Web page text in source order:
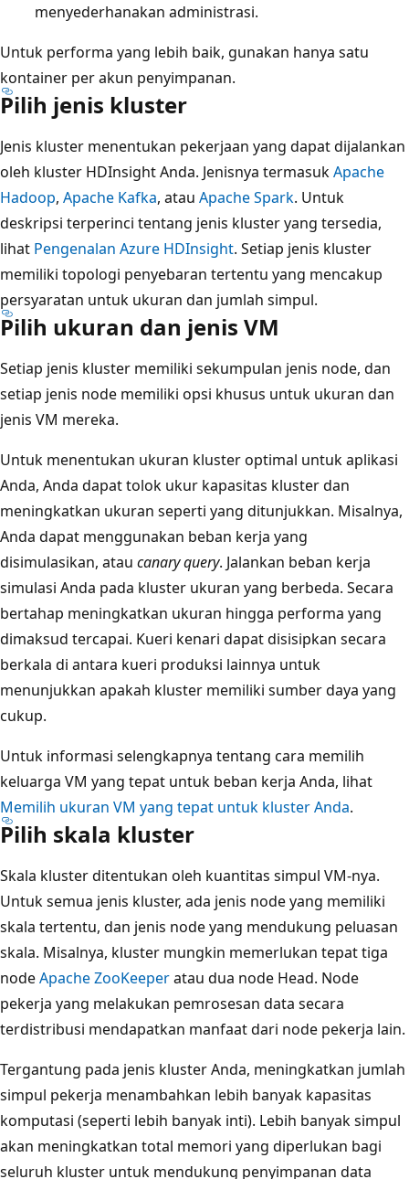
menyederhanakan administrasi.
Untuk performa yang lebih baik, gunakan hanya satu
kontainer per akun penyimpanan.
Pilih jenis kluster
Jenis kluster menentukan pekerjaan yang dapat dijalankan
oleh kluster HDInsight Anda. Jenisnya termasukApache
Hadoop, Apache Kafka, atau Apache Spark. Untuk
deskripsi terperinci tentang jenis kluster yang tersedia,
lihat Pengenalan Azure HDInsight. Setiap jenis kluster
memiliki topologi penyebaran tertentu yang mencakup
persyaratan untuk ukuran dan jumlah simpul.
Pilih ukuran dan jenis VM
Setiap jenis kluster memiliki sekumpulan jenis node, dan
setiap jenis node memiliki opsi khusus untuk ukuran dan
jenis VM mereka.
Untuk menentukan ukuran kluster optimal untuk aplikasi
Anda, Anda dapat tolok ukur kapasitas kluster dan
meningkatkan ukuran seperti yang ditunjukkan. Misalnya,
Anda dapat menggunakan beban kerja yang
disimulasikan, atau canary query. Jalankan beban kerja
simulasi Anda pada kluster ukuran yang berbeda. Secara
bertahap meningkatkan ukuran hingga performa yang
dimaksud tercapai. Kueri kenari dapat disisipkan secara
berkala di antara kueri produksi lainnya untuk
menunjukkan apakah kluster memiliki sumber daya yang
cukup.
Untuk informasi selengkapnya tentang cara memilih
keluarga VM yang tepat untuk beban kerja Anda, lihat
Memilih ukuran VM yang tepat untuk kluster Anda.
Pilih skala kluster
Skala kluster ditentukan oleh kuantitas simpul VM-nya.
Untuk semua jenis kluster, ada jenis node yang memiliki
skala tertentu, dan jenis node yang mendukung peluasan
skala. Misalnya, kluster mungkin memerlukan tepat tiga
nodeApache ZooKeeperatau dua node Head. Node
pekerja yang melakukan pemrosesan data secara
terdistribusi mendapatkan manfaat dari node pekerja lain.
Tergantung pada jenis kluster Anda, meningkatkan jumlah
simpul pekerja menambahkan lebih banyak kapasitas
komputasi (seperti lebih banyak inti). Lebih banyak simpul
akan meningkatkan total memori yang diperlukan bagi
seluruh kluster untuk mendukung penyimpanan data